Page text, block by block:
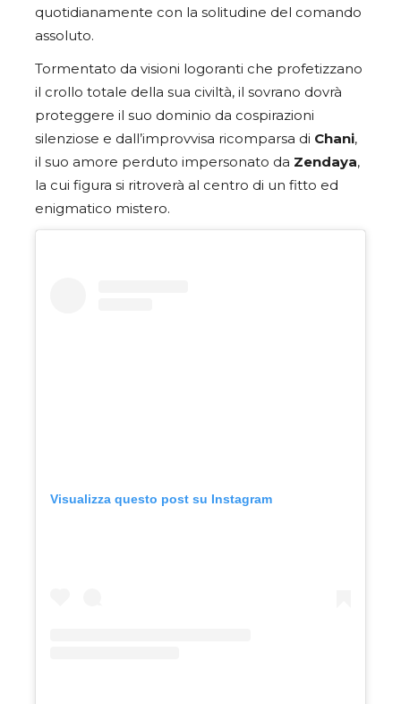
quotidianamente con la solitudine del comando
assoluto.
Tormentato da visioni logoranti che profetizzano
il crollo totale della sua civiltà, il sovrano dovrà
proteggere il suo dominio da cospirazioni
silenziose e dall’improvvisa ricomparsa di Chani,
il suo amore perduto impersonato da Zendaya,
la cui figura si ritroverà al centro di un fitto ed
enigmatico mistero.
Visualizza questo post su Instagram